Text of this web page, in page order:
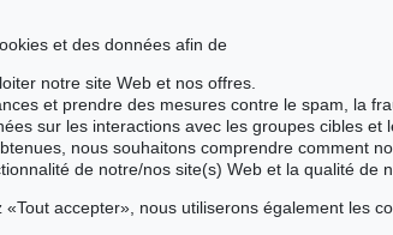
Incunables et livres du XVIe
Manuscrits anciens
Événements clés des sciences
et des données afin de
notre site Web et nos offres.
et prendre des mesures contre le spam, la
sur les interactions avec les groupes cibles et
nous souhaitons comprendre comment
de notre/nos site(s) Web et la qualité de
«Tout accepter», nous utiliserons également les